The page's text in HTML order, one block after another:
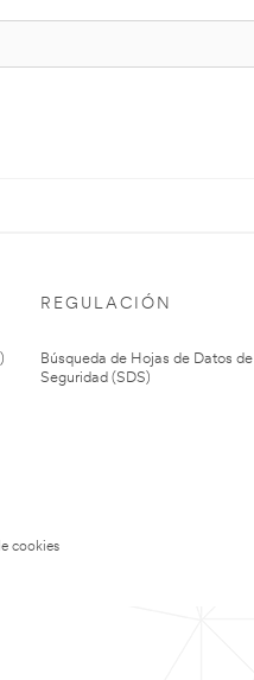
REGULACIÓN
Búsqueda de Hojas de Datos de
Seguridad (SDS)
cookies